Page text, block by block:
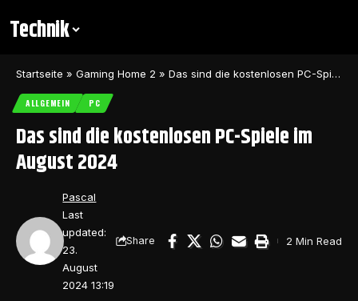
Technik
Startseite » Gaming Home 2 » Das sind die kostenlosen PC-Spiele im August 2024
ALLGEMEIN PC
Das sind die kostenlosen PC-Spiele im
August 2024
Last
updated:
23.
August
2024 13:19
Pascal
Share 2 Min Read